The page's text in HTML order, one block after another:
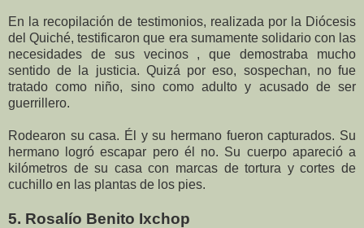
En la recopilación de testimonios, realizada por la Diócesis
del Quiché, testificaron que era sumamente solidario con las
necesidades de sus vecinos , que demostraba mucho
sentido de la justicia. Quizá por eso, sospechan, no fue
tratado como niño, sino como adulto y acusado de ser
guerrillero.
Rodearon su casa. Él y su hermano fueron capturados. Su
hermano logró escapar pero él no. Su cuerpo apareció a
kilómetros de su casa con marcas de tortura y cortes de
cuchillo en las plantas de los pies.
5. Rosalío Benito Ixchop